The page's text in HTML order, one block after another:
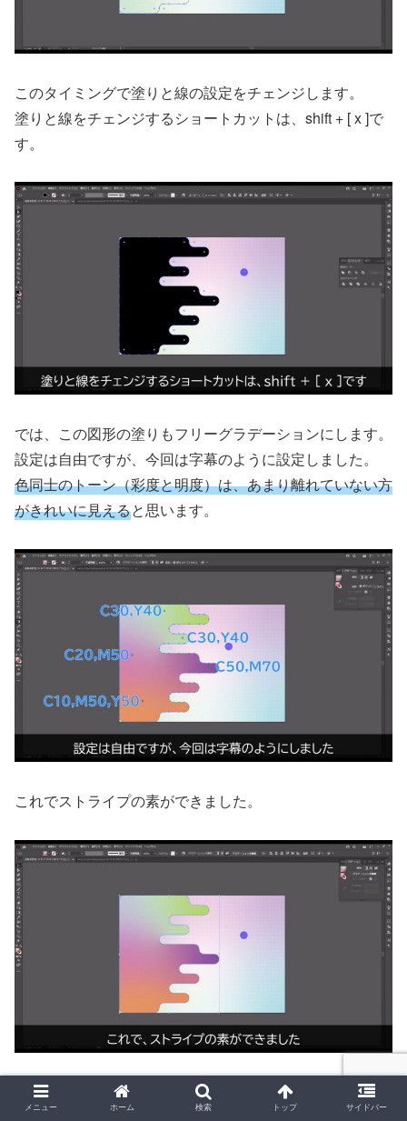
このタイミングで塗りと線の設定をチェンジします。
塗りと線をチェンジするショートカットは、shift + [ x ]で
す。
では、この図形の塗りもフリーグラデーションにします。
設定は自由ですが、今回は字幕のように設定しました。
色同士のトーン（彩度と明度）は、あまり離れていない方
がきれいに見えると思います。
これでストライプの素ができました。
メニュー ホーム 検索 トップ サイドバー